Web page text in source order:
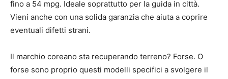
fino a 54 mpg. Ideale soprattutto per la guida in città.
Vieni anche con una solida garanzia che aiuta a coprire
eventuali difetti strani.
Il marchio coreano sta recuperando terreno? Forse. O
forse sono proprio questi modelli specifici a svolgere il